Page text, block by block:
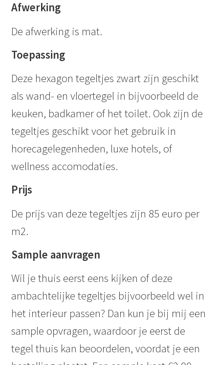
Afwerking
De afwerking is mat.
Toepassing
Deze hexagon tegeltjes zwart zijn geschikt
als wand- en vloertegel in bijvoorbeeld de
keuken, badkamer of het toilet. Ook zijn de
tegeltjes geschikt voor het gebruik in
horecagelegenheden, luxe hotels, of
wellness accomodaties.
Prijs
De prijs van deze tegeltjes zijn 85 euro per
m2.
Sample aanvragen
Wil je thuis eerst eens kijken of deze
ambachtelijke tegeltjes bijvoorbeeld wel in
het interieur passen? Dan kun je bij mij een
sample opvragen, waardoor je eerst de
tegel thuis kan beoordelen, voordat je een